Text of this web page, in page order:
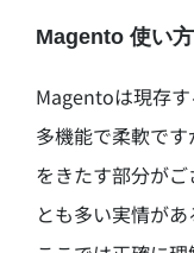
Magento 使い方
Magentoは現存
多機能で柔軟で
をきたす部分が
とも多い実情があ